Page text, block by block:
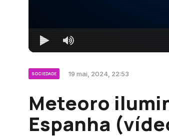
SOCIEDADE 19 mai, 2024, 22:53
Meteoro
Espanha